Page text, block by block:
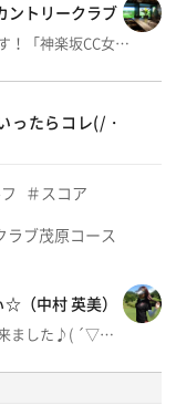
ントリークラブ
！「神楽坂CC女…
ったらコレ(/・
スコア
ラブ茂原コース
（中村 英美）
来ました♪( ´▽…